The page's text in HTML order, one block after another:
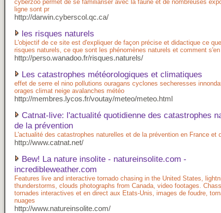
cyberzoo permet de se familiariser avec la faune et de nombreuses
ligne sont pr
http://darwin.cyberscol.qc.ca/
les risques naturels
L'objectif de ce site est d'expliquer de façon précise et didactique ce
risques naturels, ce que sont les phénomènes naturels et comment
http://perso.wanadoo.fr/risques.naturels/
Les catastrophes météorologiques et climatiques
effet de serre el nino pollutions ouragans cyclones secheresses
orages climat neige avalanches météo
http://membres.lycos.fr/voutay/meteo/meteo.html
Catnat-live: l'actualité quotidienne des catastrophes
de la prévention
L'actualité des catastrophes naturelles et de la prévention en France et
http://www.catnat.net/
Bew! La nature insolite - natureinsolite.com -
incredibleweather.com
Features live and interactive tornado chasing in the United States,
thunderstorms, clouds photographs from Canada, video footages.
tornades interactives et en direct aux Etats-Unis, images de foudre,
nuages
http://www.natureinsolite.com/